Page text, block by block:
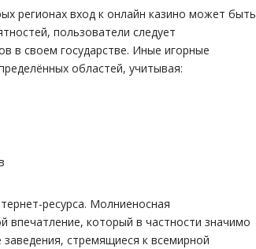
регионах вход к онлайн казино может быть
пользователи следует
в своем государстве. Иные игорные
областей, учитывая:
ресурса. Молниеносная
впечатление, который в частности значимо
стремящиеся к всемирной